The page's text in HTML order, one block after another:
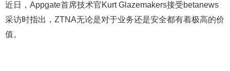
近日，Appgate首席技术官Kurt Glazemakers接受betanews
采访时指出，ZTNA无论是对于业务还是安全都有着极高的价
值。